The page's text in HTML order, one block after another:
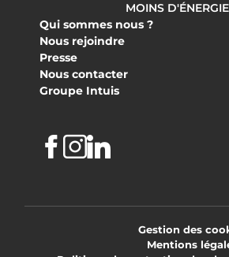
MOINS D'ÉNERGIE
Qui sommes nous ?
Nous rejoindre
Presse
Nous contacter
Groupe Intuis
Facebook
Instagram
Linkedin
Gestion des
Mentions